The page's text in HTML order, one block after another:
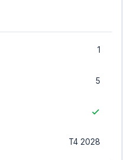
1
5
T4 2028